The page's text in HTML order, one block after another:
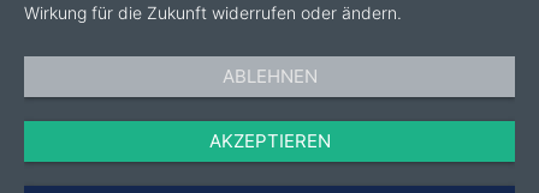
Wirkung für die Zukunft widerrufen oder ändern.
ABLEHNEN
AKZEPTIEREN